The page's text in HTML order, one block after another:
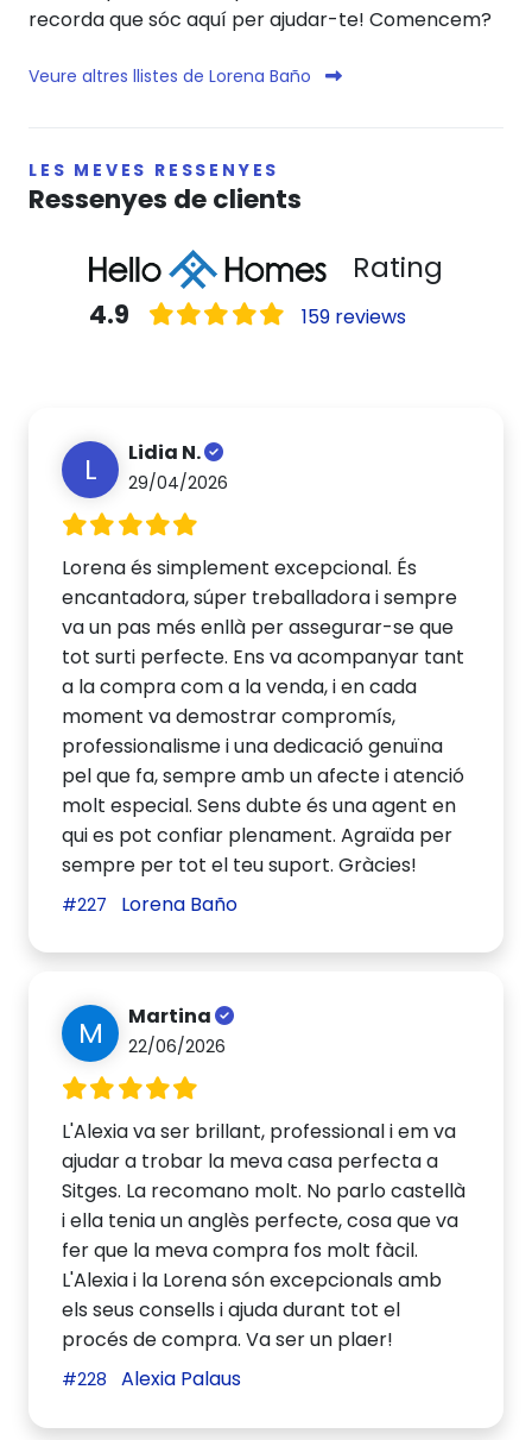
recorda que sóc aquí per ajudar-te! Comencem?
Veure altres llistes de Lorena Baño
LES MEVES RESSENYES
Ressenyes de clients
Rating
4.9 159 reviews
L Lidia N.
29/04/2026
Lorena és simplement excepcional. És
encantadora, súper treballadora i sempre
va un pas més enllà per assegurar-se que
tot surti perfecte. Ens va acompanyar tant
a la compra com a la venda, i en cada
moment va demostrar compromís,
professionalisme i una dedicació genuïna
pel que fa, sempre amb un afecte i atenció
molt especial. Sens dubte és una agent en
qui es pot confiar plenament. Agraïda per
sempre per tot el teu suport. Gràcies!
#227 Lorena Baño
M Martina
22/06/2026
L'Alexia va ser brillant, professional i em va
ajudar a trobar la meva casa perfecta a
Sitges. La recomano molt. No parlo castellà
i ella tenia un anglès perfecte, cosa que va
fer que la meva compra fos molt fàcil.
L'Alexia i la Lorena són excepcionals amb
els seus consells i ajuda durant tot el
procés de compra. Va ser un plaer!
#228 Alexia Palaus